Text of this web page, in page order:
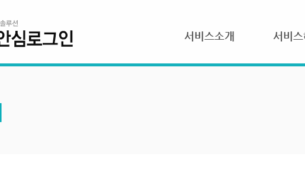
서비스소개 서비스